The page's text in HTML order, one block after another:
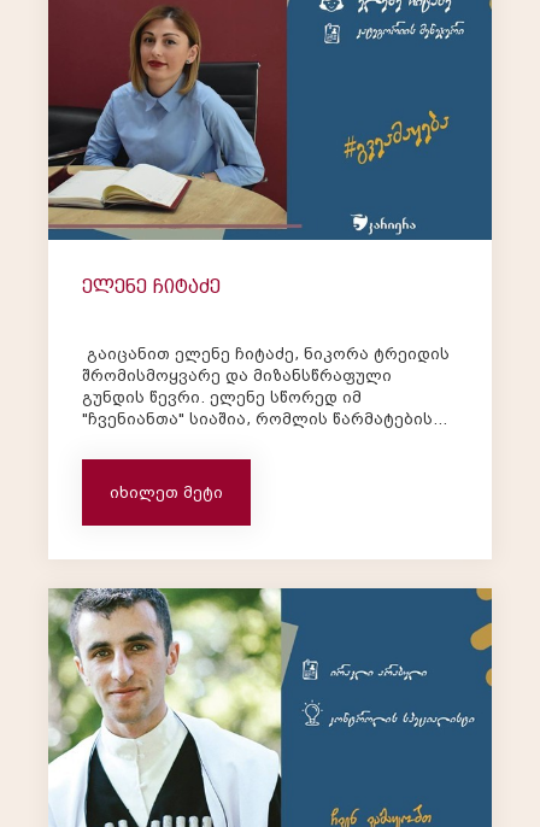
ელენე ჩიტაძე
გაიცანით ელენე ჩიტაძე, ნიკორა ტრეიდის
შრომისმოყვარე და მიზანსწრაფული
გუნდის წევრი. ელენე სწორედ იმ
"ჩვენიანთა" სიაშია, რომლის წარმატების
ვისაუბროთ, თუმცა ამჯერად მის ინტერვიუს
წარმოგიდგენთ ^_^ ელენე: "2011 წელს
ჯერ კიდევ პირველი კურსის სტუდენ...
იხილეთ მეტი